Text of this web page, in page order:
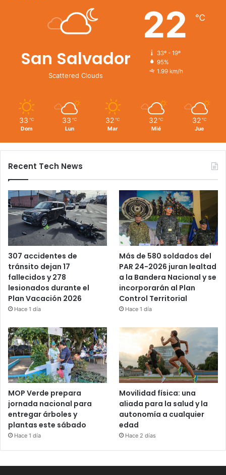
San Salvador
Scattered Clouds
22 ℃
33º - 19º
95%
1.99 km/h
33 ℃
Dom
33 ℃
Lun
32 ℃
Mar
32 ℃
Mié
32 ℃
Jue
Recent Tech News
307 accidentes de
tránsito dejan 17
fallecidos y 278
lesionados durante el
Plan Vacación 2026
Hace 1 día
Más de 580 soldados del
PAR 24-2026 juran lealtad
a la Bandera Nacional y se
incorporarán al Plan
Control Territorial
Hace 1 día
MOP Verde prepara
jornada nacional para
entregar árboles y
plantas este sábado
Hace 1 día
Movilidad física: una
aliada para la salud y la
autonomía a cualquier
edad
Hace 2 días